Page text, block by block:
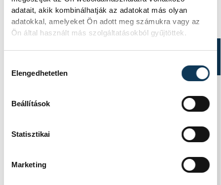
adatait, akik kombinálhatják az adatokat más olyan
adatokkal, amelyeket Ön adott meg számukra vagy az
Ön által használt más szolgáltatásokból gyűjtöttek.
Elengedhetetlen
Beállítások
Statisztikai
Marketing
A magyar dzsessz- és
előadói lépnek fel az
Malomvölgy Fesztiválon